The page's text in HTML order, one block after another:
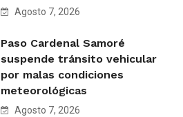
Agosto 7, 2026
Paso Cardenal Samoré
suspende tránsito vehicular
por malas condiciones
meteorológicas
Agosto 7, 2026